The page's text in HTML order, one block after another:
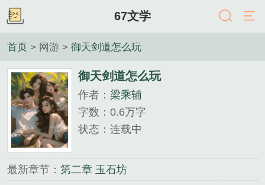
67文学
首页 > 网游 > 御天剑道怎么玩
御天剑道怎么玩
作者： 梁乘辅
字数：0.6万字
状态：连载中
最新章节： 第二章 玉石坊